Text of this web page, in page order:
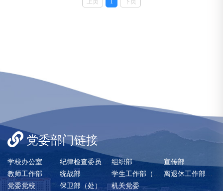
上页 1 下页
党委部门链接
学校办公室 纪律检查委员会/巡察办 组织部
宣传部
教师工作部
统战部 学生工作部（处）
离退休工作部（处）
党委党校
保卫部（处） 机关党委